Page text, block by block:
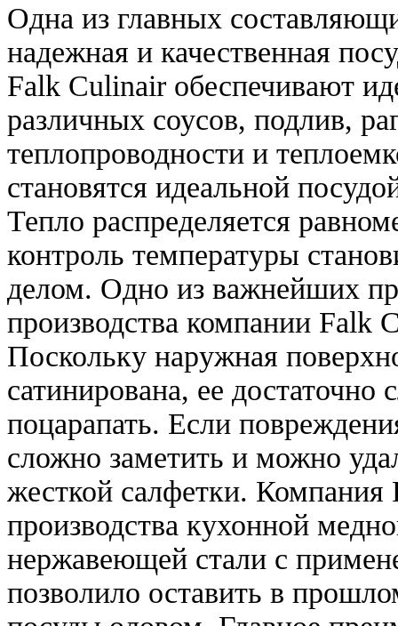
Одна из главных
надежная и качественная
Falk Culinair обеспечивают
различных соусов, подлив,
теплопроводности и
становятся идеальной
Тепло распределяется
контроль температуры
делом. Одно из важнейших
производства компании Falk
Поскольку наружная
сатинирована, ее
поцарапать. Если
сложно заметить и можно
жесткой салфетки. Компания
производства кухонной
нержавеющей стали с
позволило оставить в